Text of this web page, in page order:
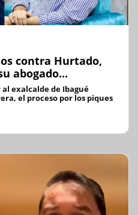
contra Hurtado,
abogado...
al exalcalde de Ibagué
el proceso por los piques